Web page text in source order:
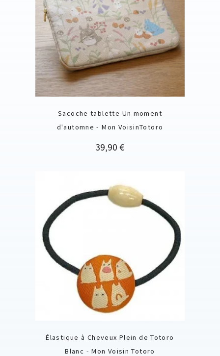
Sacoche tablette Un moment
d'automne - Mon VoisinTotoro
Prix
39,90 €
Élastique à Cheveux Plein de Totoro
Blanc - Mon Voisin Totoro